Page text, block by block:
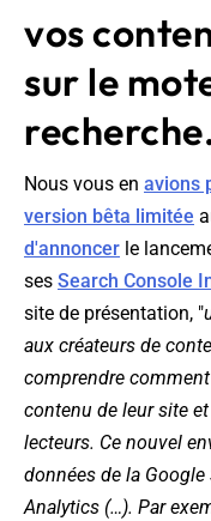
vos
sur le
Nous vous en avions
version bêta limitée
d'annoncer le
ses Search Console
site de présentation, "
aux créateurs de
comprendre
contenu de leur site
lecteurs. Ce nouvel
données de la
Analytics (…). Par